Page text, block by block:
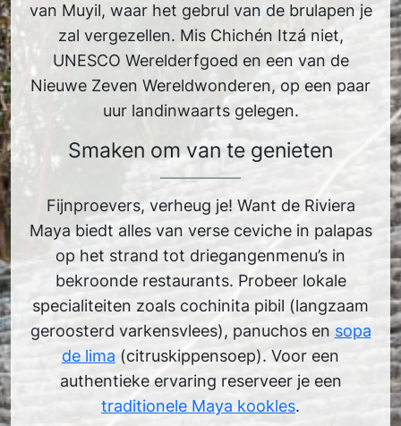
van Muyil, waar het gebrul van de brulapen je
zal vergezellen. Mis Chichén Itzá niet,
UNESCO Werelderfgoed en een van de
Nieuwe Zeven Wereldwonderen, op een paar
uur landinwaarts gelegen.
Smaken om van te genieten
Fijnproevers, verheug je! Want de Riviera
Maya biedt alles van verse ceviche in palapas
op het strand tot driegangenmenu’s in
bekroonde restaurants. Probeer lokale
specialiteiten zoals cochinita pibil (langzaam
geroosterd varkensvlees), panuchos en sopa
de lima (citruskippensoep). Voor een
authentieke ervaring reserveer je een
traditionele Maya kookles.